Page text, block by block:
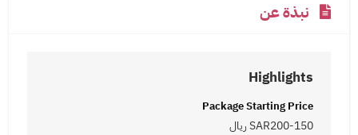
نبذة عن
Highlights
Package Starting Price
SAR200-150 ريال